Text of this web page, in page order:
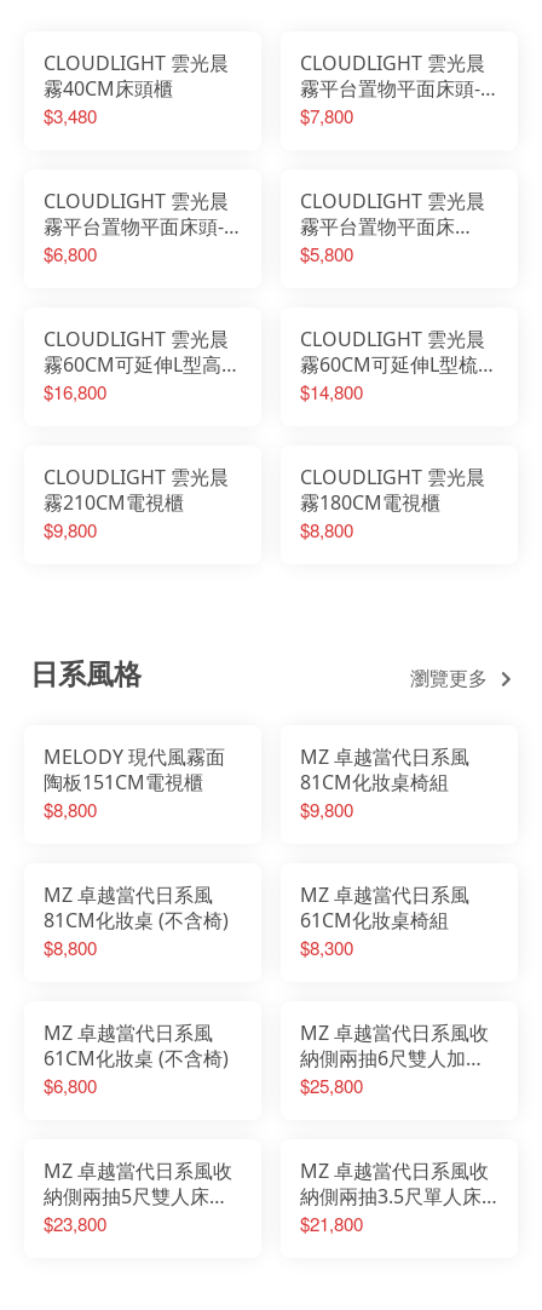
CLOUDLIGHT 雲光晨
霧40CM床頭櫃
$3,480
CLOUDLIGHT 雲光晨
霧平台置物平面床頭-6
尺
$7,800
CLOUDLIGHT 雲光晨
霧平台置物平面床頭-5
尺
$6,800
CLOUDLIGHT 雲光晨
霧平台置物平面床
頭-3.5尺
$5,800
CLOUDLIGHT 雲光晨
霧60CM可延伸L型高被
櫥梳桌櫃組
$16,800
CLOUDLIGHT 雲光晨
霧60CM可延伸L型梳桌
櫃組
$14,800
CLOUDLIGHT 雲光晨
霧210CM電視櫃
$9,800
CLOUDLIGHT 雲光晨
霧180CM電視櫃
$8,800
日系風格 瀏覽更多
MELODY 現代風霧面
陶板151CM電視櫃
$8,800
MZ 卓越當代日系風
81CM化妝桌椅組
$9,800
MZ 卓越當代日系風
81CM化妝桌 (不含椅)
$8,800
MZ 卓越當代日系風
61CM化妝桌椅組
$8,300
MZ 卓越當代日系風
61CM化妝桌 (不含椅)
$6,800
MZ 卓越當代日系風收
納側兩抽6尺雙人加大
床組搭配床邊櫃 (附
$25,800
MZ 卓越當代日系風收
納側兩抽5尺雙人床組
搭配床邊櫃 (附USB插
$23,800
MZ 卓越當代日系風收
納側兩抽3.5尺單人床
組搭配床邊櫃 (附USB
$21,800